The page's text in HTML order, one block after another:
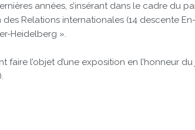
années, s’insérant dans le cadre du
des Relations internationales (14 descente
Heidelberg ».
faire l’objet d’une exposition en l’honneur